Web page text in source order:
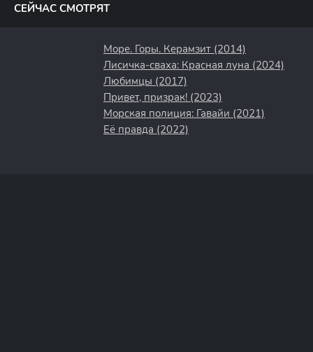
СЕЙЧАС СМОТРЯТ
Море. Горы. Керамзит (2014)
Лисичка-сваха: Красная луна (2024)
Любимцы (2017)
Привет, призрак! (2023)
Морская полиция: Гавайи (2021)
Её правда (2022)